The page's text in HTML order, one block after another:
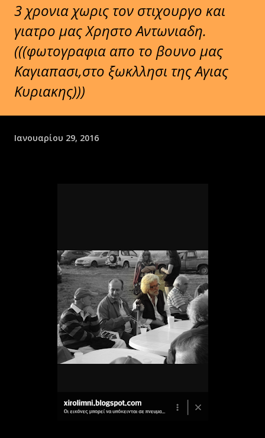
3 χρονια χωρις τον στιχουργο και
γιατρο μας Χρηστο Αντωνιαδη.
(((φωτογραφια απο το βουνο μας
Καγιαπασι,στο ξωκλλησι της Αγιας
Κυριακης)))
Ιανουαρίου 29, 2016